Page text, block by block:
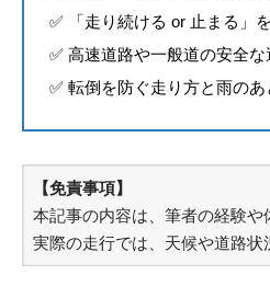
✅ 「走り続ける or 止まる」
✅ 高速道路や一般道の安全
✅ 転倒を防ぐ走り方と雨の
【免責事項】
本記事の内容は、筆者の経験
実際の走行では、天候や道路